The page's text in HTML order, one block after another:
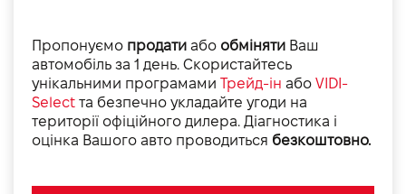
Пропонуємо продати або обміняти Ваш
автомобіль за 1 день. Скористайтесь
унікальними програмами Трейд-ін або VIDI-
Select та безпечно укладайте угоди на
території офіційного дилера. Діагностика і
оцінка Вашого авто проводиться безкоштовно.